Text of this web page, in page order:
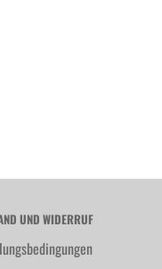
UND WIDERRUF